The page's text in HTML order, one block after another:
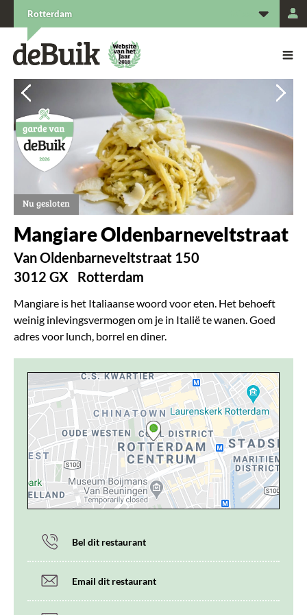
Vorige
Vorige
Vorige
Vorige
Vorige
Nu gesloten
Mangiare Oldenbarneveltstraat
Van Oldenbarneveltstraat 150
3012 GX
Rotterdam
Mangiare is het Italiaanse woord voor eten. Het behoeft
weinig inlevingsvermogen om je in Italië te wanen. Goed
adres voor lunch, borrel en diner.
Bel dit restaurant
Email dit restaurant
Rotterdam
De Buik van {city: city}
De Buik